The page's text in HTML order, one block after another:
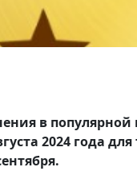
в
2024 года